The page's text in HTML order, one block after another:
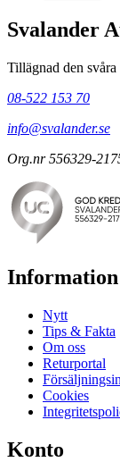
Svalander
Tillägnad den
08-522 153 70
info@svalander.se
Org.nr 556329-
Information
Nytt
Tips & Fakta
Om oss
Returportal
Cookies
Konto